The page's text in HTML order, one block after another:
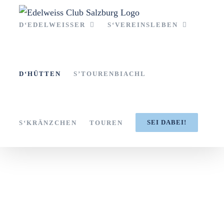
InhaltD‘EDELWEISSER S‘VEREINSLEBEN
D‘HÜTTEN S’TOURENBIACHL
S‘KRÄNZCHEN TOUREN SEI DABEI!